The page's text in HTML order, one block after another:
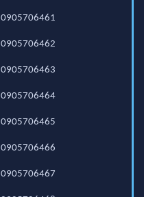
0905706461
0905706462
0905706463
0905706464
0905706465
0905706466
0905706467